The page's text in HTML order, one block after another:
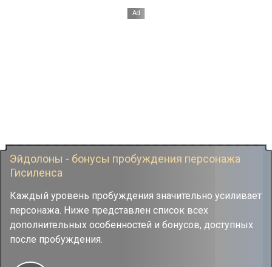
Эйдолоны - бонусы пробуждения персонажа
Гисиленса
Каждый уровень пробуждения значительно усиливает
персонажа. Ниже представлен список всех
дополнительных особенностей и бонусов, доступных
после пробуждения.